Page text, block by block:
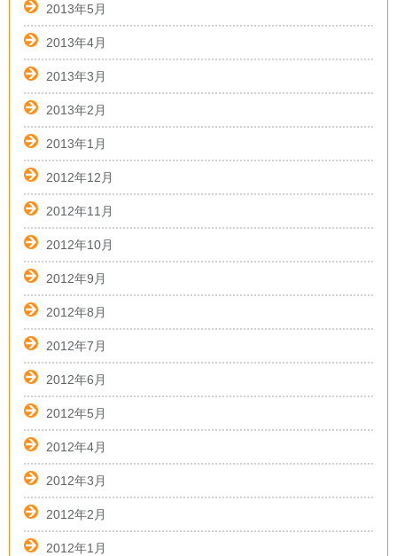
2013年5月
2013年4月
2013年3月
2013年2月
2013年1月
2012年12月
2012年11月
2012年10月
2012年9月
2012年8月
2012年7月
2012年6月
2012年5月
2012年4月
2012年3月
2012年2月
2012年1月